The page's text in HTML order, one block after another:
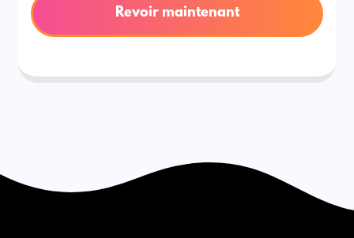
Revoir maintenant